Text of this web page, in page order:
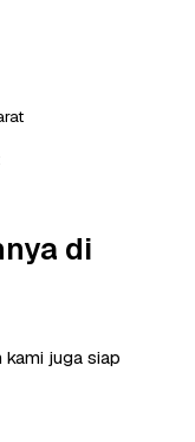
di
juga siap